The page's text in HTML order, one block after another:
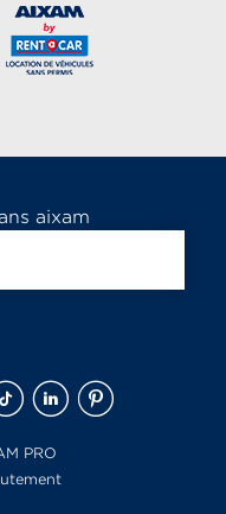
aixam
PRO